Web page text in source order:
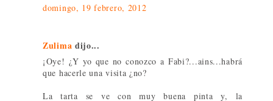
domingo, 19 febrero, 2012
Zulima dijo...
¡Oye! ¿Y yo que no conozco a Fabi?...ains...habrá
que hacerle una visita ¿no?
La tarta se ve con muy buena pinta y, la